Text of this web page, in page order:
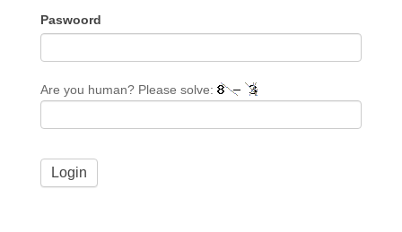
Paswoord
Are you human? Please solve: